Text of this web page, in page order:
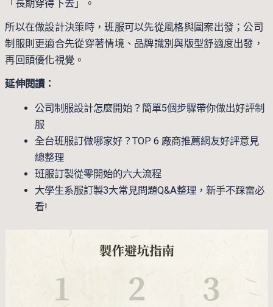
「長期穿得下去」。
所以在做設計決策時，班服可以先從風格與圖案出發；公司
制服則更適合先從穿著情境、品牌識別與版型舒適度出發，
再回頭優化視覺。
延伸閱讀：
公司制服設計怎麼開始？簡單5個步驟帶你做出好評制
服
全台班服訂做哪家好？TOP 6 廠商推薦網友好評意見
總整理
班服訂製從零開始的六大流程
大學生系服訂製3大常見問題Q&A整理，新手不踩雷必
看!